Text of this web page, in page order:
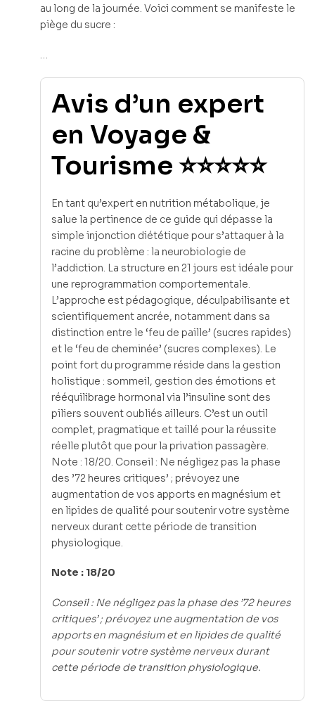
au long de la journée. Voici comment se manifeste le
piège du sucre :
…
Avis d’un expert
en Voyage &
Tourisme ⭐⭐⭐⭐⭐
En tant qu’expert en nutrition métabolique, je
salue la pertinence de ce guide qui dépasse la
simple injonction diététique pour s’attaquer à la
racine du problème : la neurobiologie de
l’addiction. La structure en 21 jours est idéale pour
une reprogrammation comportementale.
L’approche est pédagogique, déculpabilisante et
scientifiquement ancrée, notamment dans sa
distinction entre le ‘feu de paille’ (sucres rapides)
et le ‘feu de cheminée’ (sucres complexes). Le
point fort du programme réside dans la gestion
holistique : sommeil, gestion des émotions et
rééquilibrage hormonal via l’insuline sont des
piliers souvent oubliés ailleurs. C’est un outil
complet, pragmatique et taillé pour la réussite
réelle plutôt que pour la privation passagère.
Note : 18/20. Conseil : Ne négligez pas la phase
des ’72 heures critiques’ ; prévoyez une
augmentation de vos apports en magnésium et
en lipides de qualité pour soutenir votre système
nerveux durant cette période de transition
physiologique.
Note : 18/20
Conseil : Ne négligez pas la phase des ’72 heures
critiques’ ; prévoyez une augmentation de vos
apports en magnésium et en lipides de qualité
pour soutenir votre système nerveux durant
cette période de transition physiologique.